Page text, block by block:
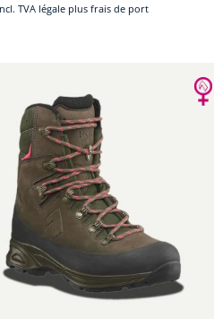
TVA légale plus frais de port